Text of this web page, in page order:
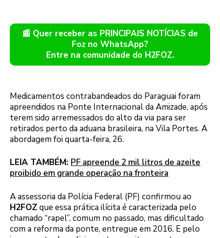
📰 Quer receber as PRINCIPAIS NOTÍCIAS de
Foz no WhatsApp?
Entre na comunidade do H2FOZ.
Medicamentos contrabandeados do Paraguai foram
apreendidos na Ponte Internacional da Amizade, após
terem sido arremessados do alto da via para ser
retirados perto da aduana brasileira, na Vila Portes. A
abordagem foi quarta-feira, 26.
LEIA TAMBÉM: PF apreende 2 mil litros de azeite
proibido em grande operação na fronteira
A assessoria da Polícia Federal (PF) confirmou ao
H2FOZ que essa prática ilícita é caracterizada pelo
chamado “rapel”, comum no passado, mas dificultado
com a reforma da ponte, entregue em 2016. E pelo